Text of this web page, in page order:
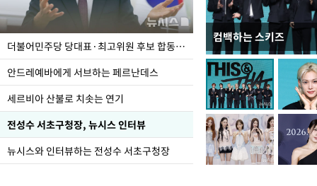
더불어민주당 당대표·최고위원 후보 합동연설회
안드레예바에게 서브하는 페르난데스
세르비아 산불로 치솟는 연기
전성수 서초구청장, 뉴시스 인터뷰
뉴시스와 인터뷰하는 전성수 서초구청장
컴백하는 스키즈
이 대통령, 국가폭력
가 책임지고 치유"